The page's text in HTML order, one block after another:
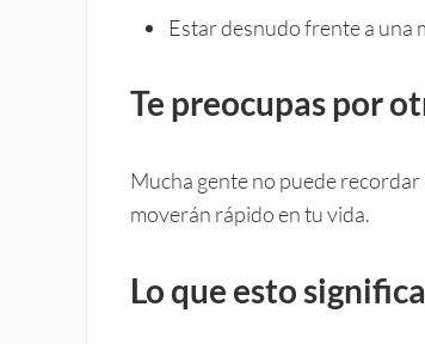
Estar desnudo frente a una
Te preocupas por
Mucha gente no puede recordar
moverán rápido en tu vida.
Lo que esto